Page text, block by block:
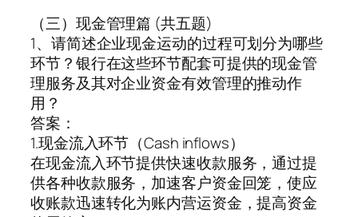
（三）现金管理篇 (共五题)
1、请简述企业现金运动的过程可划分为哪些
环节？银行在这些环节配套可提供的现金管
理服务及其对企业资金有效管理的推动作
用？
答案：
1.现金流入环节（Cash inflows）
在现金流入环节提供快速收款服务，通过提
供各种收款服务，加速客户资金回笼，使应
收账款迅速转化为账内营运资金，提高资金